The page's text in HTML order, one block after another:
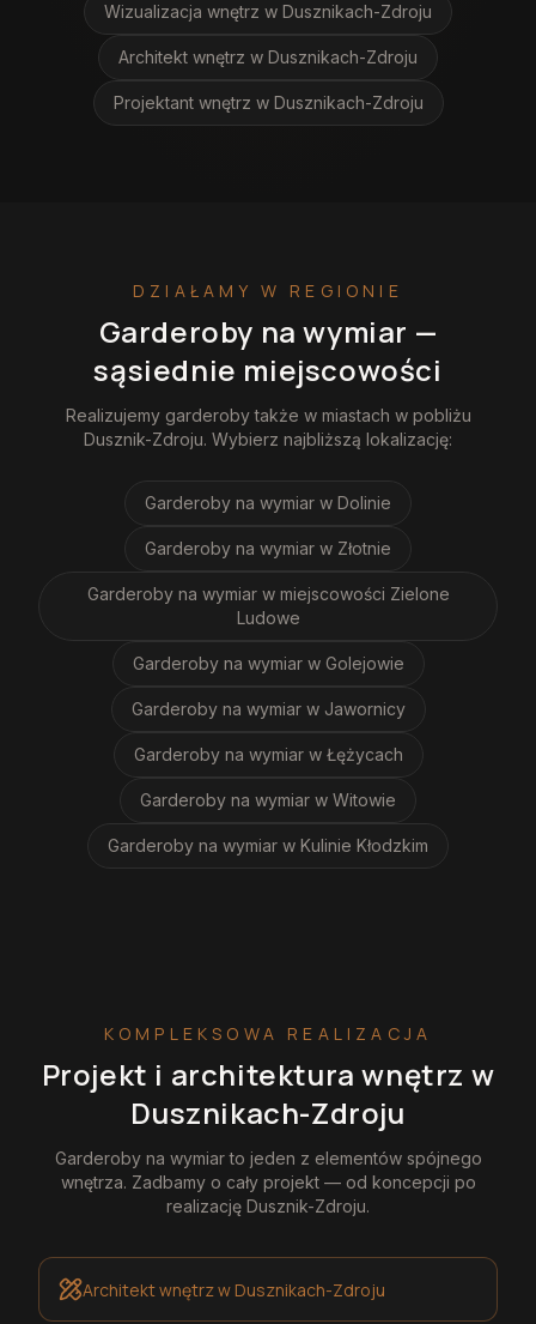
Wizualizacja wnętrz w Dusznikach-Zdroju
Architekt wnętrz w Dusznikach-Zdroju
Projektant wnętrz w Dusznikach-Zdroju
DZIAŁAMY W REGIONIE
Garderoby na wymiar —
sąsiednie miejscowości
Realizujemy garderobytakże w miastach w pobliżu
Dusznik-Zdroju. Wybierz najbliższą lokalizację:
Garderoby na wymiar w Dolinie
Garderoby na wymiar w Złotnie
Garderoby na wymiar w miejscowości Zielone
Ludowe
Garderoby na wymiar w Golejowie
Garderoby na wymiar w Jawornicy
Garderoby na wymiar w Łężycach
Garderoby na wymiar w Witowie
Garderoby na wymiar w Kulinie Kłodzkim
KOMPLEKSOWA REALIZACJA
Projekt i architektura wnętrz w
Dusznikach-Zdroju
Garderoby na wymiarto jeden z elementów spójnego
wnętrza. Zadbamy o cały projekt — od koncepcji po
realizację Dusznik-Zdroju.
Architekt wnętrzw Dusznikach-Zdroju